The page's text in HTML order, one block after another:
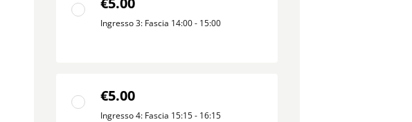
Ingresso 3: Fascia 14:00 - 15:00
€5.00
Ingresso 4: Fascia 15:15 - 16:15